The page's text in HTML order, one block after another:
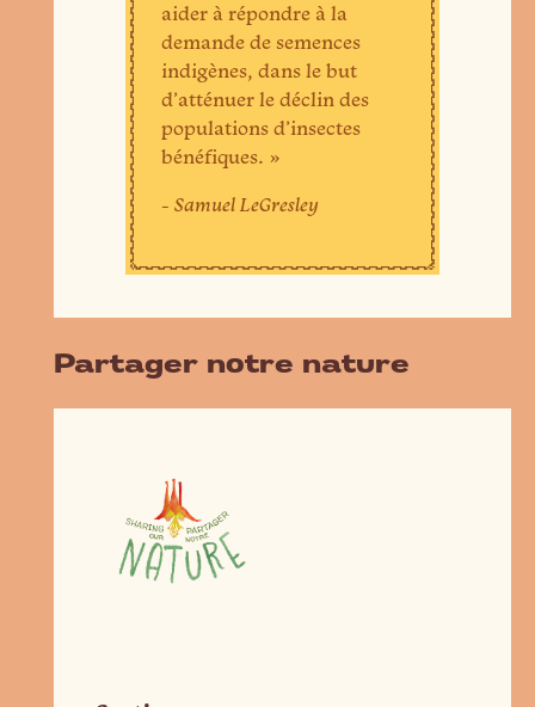
aider à répondre à la
demande de semences
indigènes, dans le but
d’atténuer le déclin des
populations d’insectes
bénéfiques. »
- Samuel LeGresley
Partager notre nature